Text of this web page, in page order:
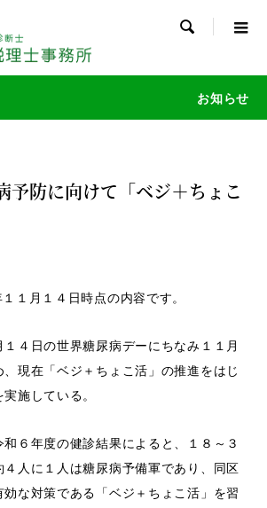

お知らせ
予防に向けて「ベジ＋ちょこ
１月１４日時点の内容です。
４日の世界糖尿病デーにちなみ１１月
現在「ベジ＋ちょこ活」の推進をはじ
施している。
６年度の健診結果によると、１８～３
４人に１人は糖尿病予備軍であり、同区
な対策である「ベジ＋ちょこ活」を習